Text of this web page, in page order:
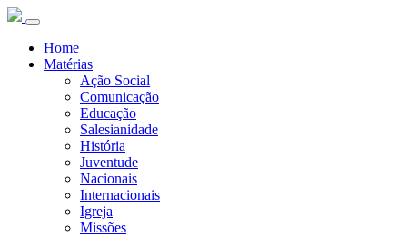
Home
Matérias
Ação Social
Comunicação
Educação
Salesianidade
História
Juventude
Nacionais
Internacionais
Igreja
Missões